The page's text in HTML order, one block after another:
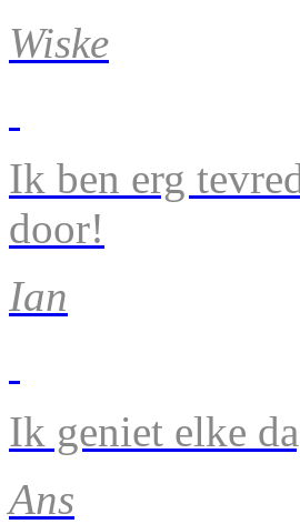
Wiske
Ik ben erg
door!
Ian
Ik geniet elke
Ans